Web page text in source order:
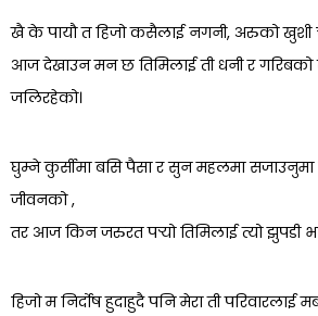
खै के पायौ त हिजो कसैलाई नगनी, अरुको खुशी
आज देखाउन मन छ तिमिलाई ती धनी र
जलिरहेको।
घुम्ने कुर्सीमा बसि पैसा र सुन महलमा
जीवनको ,
तर आज किन जरुरत पर्‍यो तिमिलाई त्यो झुपडी
हिजो म निर्दोष हुदाहुदै पनि मेरा ती परिवारलाई